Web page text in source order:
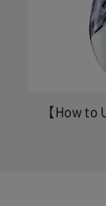
【How to